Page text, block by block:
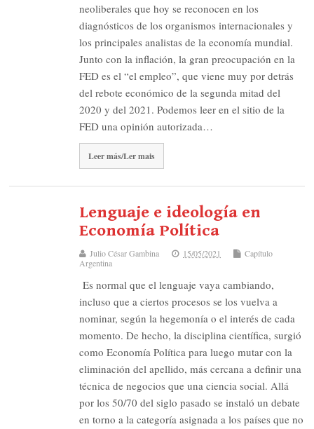
neoliberales que hoy se reconocen en los
diagnósticos de los organismos internacionales y
los principales analistas de la economía mundial.
Junto con la inflación, la gran preocupación en la
FED es el “el empleo”, que viene muy por detrás
del rebote económico de la segunda mitad del
2020 y del 2021. Podemos leer en el sitio de la
FED una opinión autorizada…
Leer más/Ler mais
Lenguaje e ideología en
Economía Política
Julio César Gambina 15/05/2021
Capítulo
Argentina
Es normal que el lenguaje vaya cambiando,
incluso que a ciertos procesos se los vuelva a
nominar, según la hegemonía o el interés de cada
momento. De hecho, la disciplina científica, surgió
como Economía Política para luego mutar con la
eliminación del apellido, más cercana a definir una
técnica de negocios que una ciencia social. Allá
por los 50/70 del siglo pasado se instaló un debate
en torno a la categoría asignada a los países que no